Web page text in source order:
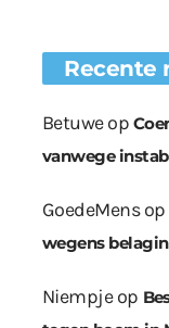
Recente
Betuweop
vanwege
GoedeMensop
wegens
Niempjeop